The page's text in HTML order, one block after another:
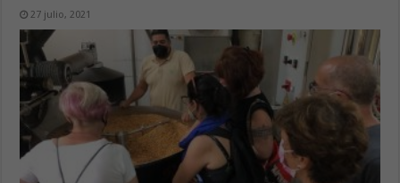
27 julio, 2021